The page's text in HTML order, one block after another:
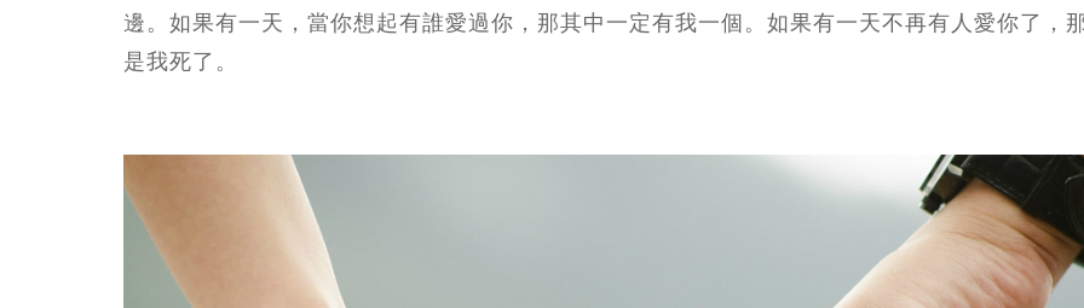
邊。如果有一天，當你想起有誰愛過你，那其中一定有我一個。如果有一天不再有人愛你了，
是我死了。